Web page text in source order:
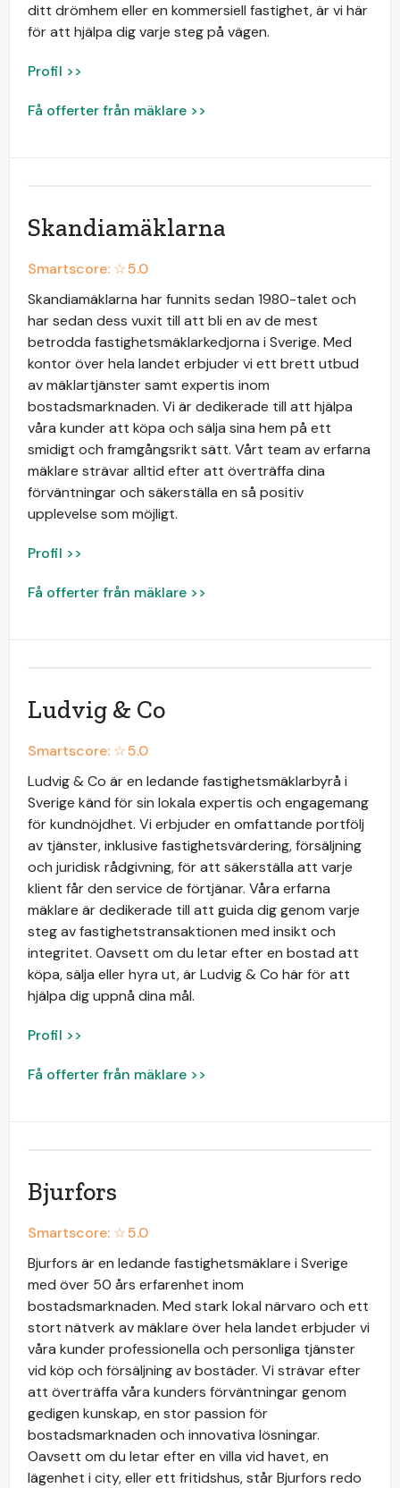
ditt drömhem eller en kommersiell fastighet, är vi här
för att hjälpa dig varje steg på vägen.
Profil >>
Få offerter från mäklare >>
Skandiamäklarna
Smartscore: ☆5.0
Skandiamäklarna har funnits sedan 1980-talet och
har sedan dess vuxit till att bli en av de mest
betrodda fastighetsmäklarkedjorna i Sverige. Med
kontor över hela landet erbjuder vi ett brett utbud
av mäklartjänster samt expertis inom
bostadsmarknaden. Vi är dedikerade till att hjälpa
våra kunder att köpa och sälja sina hem på ett
smidigt och framgångsrikt sätt. Vårt team av erfarna
mäklare strävar alltid efter att överträffa dina
förväntningar och säkerställa en så positiv
upplevelse som möjligt.
Profil >>
Få offerter från mäklare >>
Ludvig & Co
Smartscore: ☆5.0
Ludvig & Co är en ledande fastighetsmäklarbyrå i
Sverige känd för sin lokala expertis och engagemang
för kundnöjdhet. Vi erbjuder en omfattande portfölj
av tjänster, inklusive fastighetsvärdering, försäljning
och juridisk rådgivning, för att säkerställa att varje
klient får den service de förtjänar. Våra erfarna
mäklare är dedikerade till att guida dig genom varje
steg av fastighetstransaktionen med insikt och
integritet. Oavsett om du letar efter en bostad att
köpa, sälja eller hyra ut, är Ludvig & Co här för att
hjälpa dig uppnå dina mål.
Profil >>
Få offerter från mäklare >>
Bjurfors
Smartscore: ☆5.0
Bjurfors är en ledande fastighetsmäklare i Sverige
med över 50 års erfarenhet inom
bostadsmarknaden. Med stark lokal närvaro och ett
stort nätverk av mäklare över hela landet erbjuder vi
våra kunder professionella och personliga tjänster
vid köp och försäljning av bostäder. Vi strävar efter
att överträffa våra kunders förväntningar genom
gedigen kunskap, en stor passion för
bostadsmarknaden och innovativa lösningar.
Oavsett om du letar efter en villa vid havet, en
lägenhet i city, eller ett fritidshus, står Bjurfors redo